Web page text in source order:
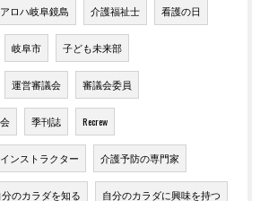
ロハ岐阜鏡島 介護福祉士 看護の日
岐阜市 子ども未来部
運営審議会 審議会委員
季刊誌 Recrew
ンストラクター 介護予防の専門家
分のカラダを知る 自分のカラダに興味を持つ